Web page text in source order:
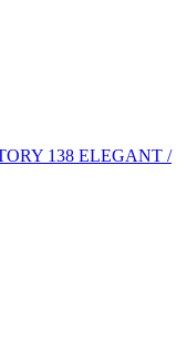
138 ELEGANT /